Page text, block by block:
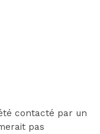
contacté par un
pas